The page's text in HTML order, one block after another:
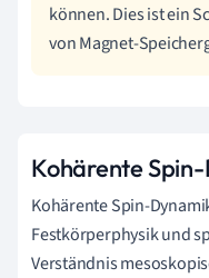
können. Dies ist ein
von Magnet-
Kohärente
Kohärente Spin-
Festkörperphysik und
Verständnis